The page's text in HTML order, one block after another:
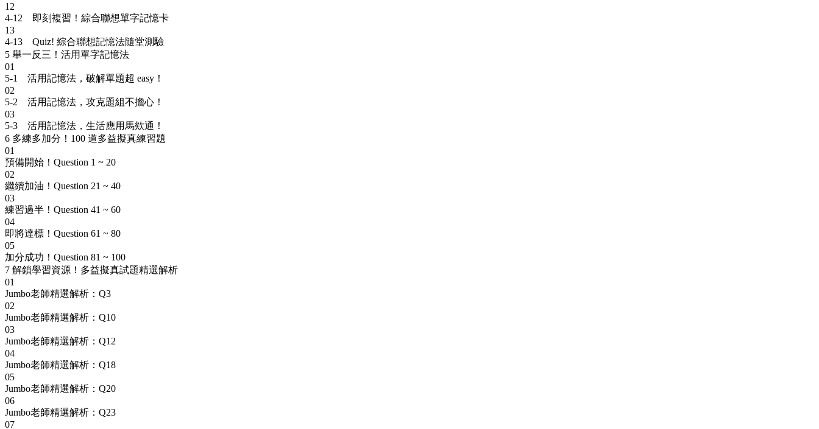
12
4-12 即刻複習！綜合聯想單字記憶卡
13
4-13 Quiz! 綜合聯想記憶法隨堂測驗
5 舉一反三！活用單字記憶法
01
5-1 活用記憶法，破解單題超 easy！
02
5-2 活用記憶法，攻克題組不擔心！
03
5-3 活用記憶法，生活應用馬欸通！
6 多練多加分！100 道多益擬真練習題
01
預備開始！Question 1 ~ 20
02
繼續加油！Question 21 ~ 40
03
練習過半！Question 41 ~ 60
04
即將達標！Question 61 ~ 80
05
加分成功！Question 81 ~ 100
7 解鎖學習資源！多益擬真試題精選解析
01
Jumbo老師精選解析：Q3
02
Jumbo老師精選解析：Q10
03
Jumbo老師精選解析：Q12
04
Jumbo老師精選解析：Q18
05
Jumbo老師精選解析：Q20
06
Jumbo老師精選解析：Q23
07